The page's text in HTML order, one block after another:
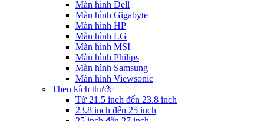
Màn hình Dell
Màn hình Gigabyte
Màn hình HP
Màn hình LG
Màn hình MSI
Màn hình Philips
Màn hình Samsung
Màn hình Viewsonic
Theo kích thước
Từ 21.5 inch đến 23.8 inch
23.8 inch đến 25 inch